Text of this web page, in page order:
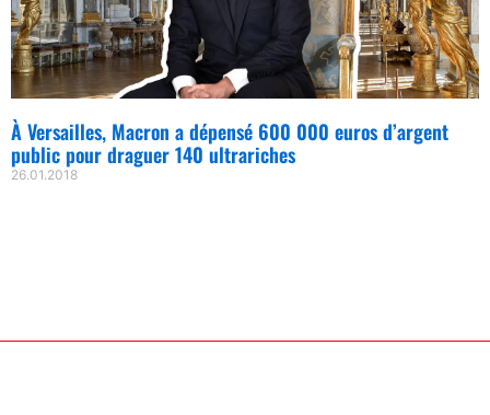
À Versailles, Macron a dépensé 600 000 euros d’argent
public pour draguer 140 ultrariches
26.01.2018